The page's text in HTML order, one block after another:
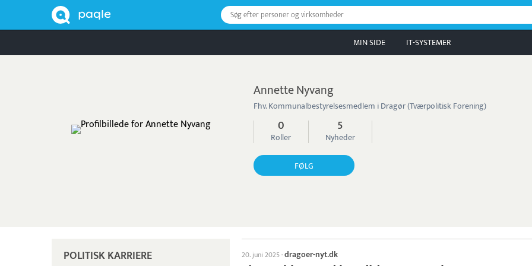
Søg efter personer og virksomheder
MIN SIDE IT-SYSTEMER
Annette Nyvang
Fhv. Kommunalbestyrelsesmedlem i Dragør (Tværpolitisk Forening)
0
Roller
5
Nyheder
FØLG
POLITISK KARRIERE 20. juni 2025·dragoer-nyt.dk